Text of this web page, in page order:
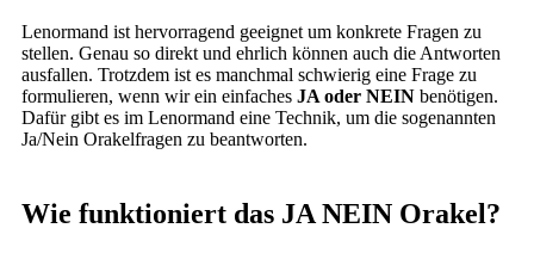
Lenormand ist hervorragend geeignet um konkrete Fragen zu
stellen. Genau so direkt und ehrlich können auch die Antworten
ausfallen. Trotzdem ist es manchmal schwierig eine Frage zu
formulieren, wenn wir ein einfaches JA oder NEIN benötigen.
Dafür gibt es im Lenormand eine Technik, um die sogenannten
Ja/Nein Orakelfragen zu beantworten.
Wie funktioniert das JA NEIN Orakel?